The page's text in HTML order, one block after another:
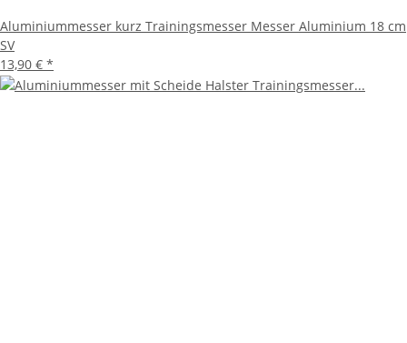
Aluminiummesser kurz Trainingsmesser Messer Aluminium 18 cm
SV
13,90 € *